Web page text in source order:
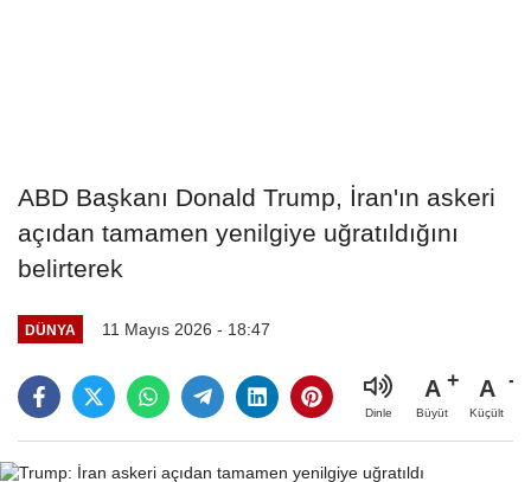
ABD Başkanı Donald Trump, İran'ın askeri
açıdan tamamen yenilgiye uğratıldığını
belirterek
DÜNYA 11 Mayıs 2026 - 18:47
Dinle
A
Büyüt
A
Küçült